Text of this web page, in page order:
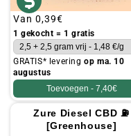
Gebruikelijke
prijs
Van 0,39€
1 gekocht = 1 gratis
GRATIS* leveringop ma. 10
augustus
Toevoegen - 7,40€
Zure Diesel CBD ⛽
[Greenhouse]